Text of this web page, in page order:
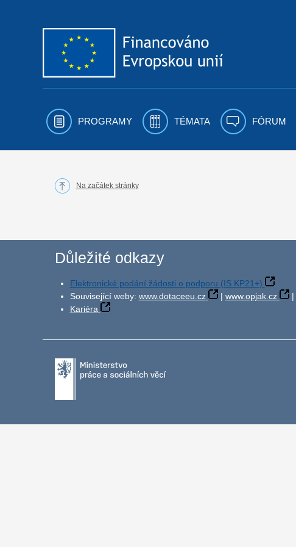
PROGRAMY TÉMATA FÓRUM
Na začátek stránky
Důležité odkazy
Elektronické podání žádosti o podporu (IS KP21+)
Související weby: www.dotaceeu.cz | www.opjak.cz |
Kariéra